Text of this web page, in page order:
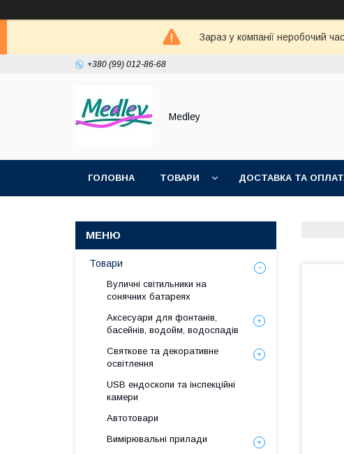
Зараз у компанії неробочий
+380 (99) 012-86-68
Medley
ГОЛОВНА ТОВАРИ ДОСТАВКА ТА
Товари
Вуличні світильники на
сонячних батареях
Аксесуари для фонтанів,
басейнів, водойм, водоспадів
Святкове та декоративне
освітлення
USB ендоскопи та інспекційні
камери
Автотовари
Вимірювальні прилади